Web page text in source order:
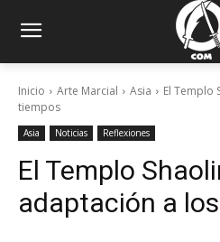
Inicio Arte Marcial Asia
El Templo
tiempos
Asia Noticias Reflexiones
El Templo
adaptación a